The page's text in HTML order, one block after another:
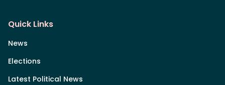
Quick Links
News
Elections
Latest Political News